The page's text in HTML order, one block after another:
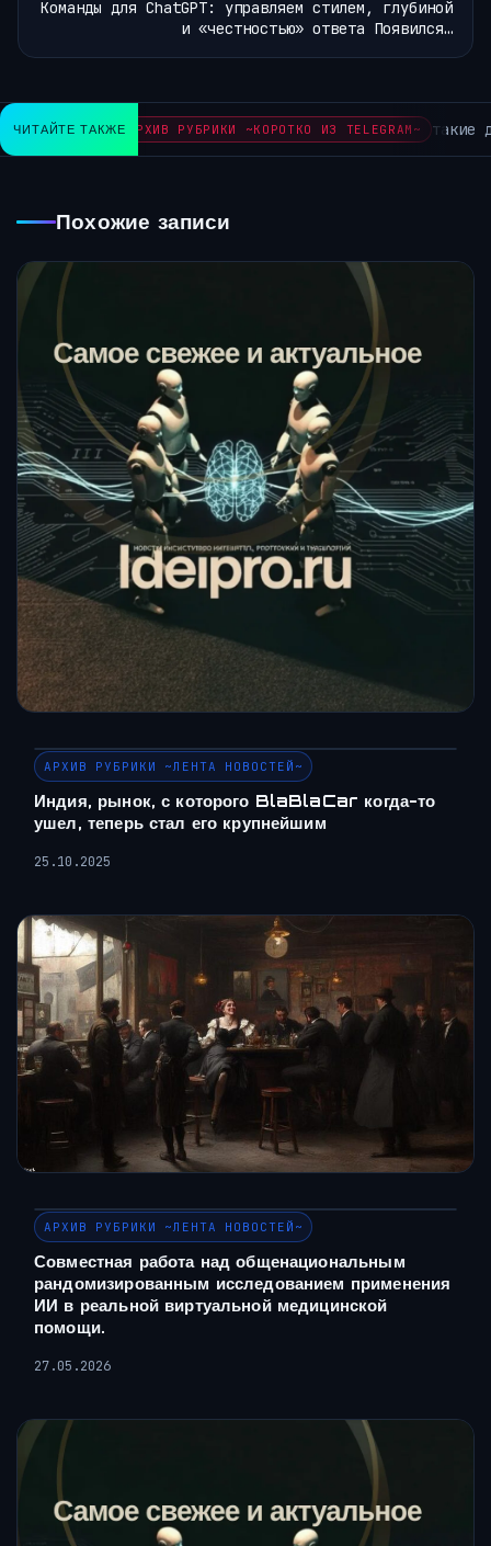
Команды для ChatGPT: управляем стилем, глубиной
и «честностью» ответа Появился…
ЧИТАЙТЕ ТАКЖЕАРХИВ РУБРИКИ ~КОРОТКО ИЗ TELEGRAM~ такие
Похожие записи
АРХИВ РУБРИКИ ~ЛЕНТА НОВОСТЕЙ~
Индия, рынок, с которого BlaBlaCar когда-то
ушел, теперь стал его крупнейшим
25.10.2025
АРХИВ РУБРИКИ ~ЛЕНТА НОВОСТЕЙ~
Совместная работа над общенациональным
рандомизированным исследованием применения
ИИ в реальной виртуальной медицинской
помощи.
27.05.2026